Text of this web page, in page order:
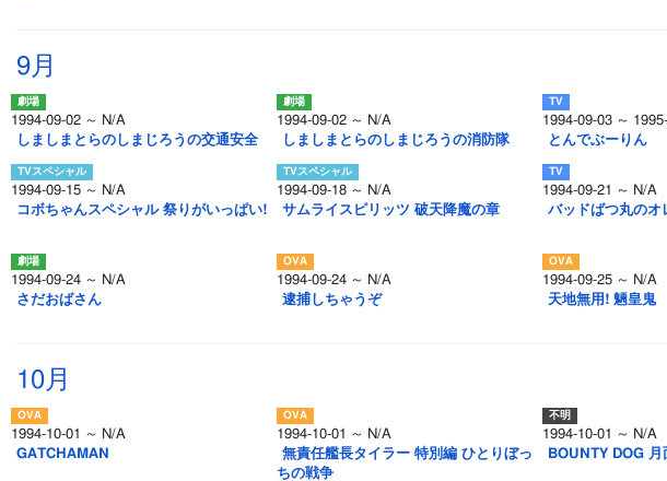
9月
1994-09-02 ～ N/A
しましまとらのしまじろうの交通安全
1994-09-02 ～ N/A
しましまとらのしまじろうの消防隊
1994-09-03 ～
とんでぶーりん
1994-09-15 ～ N/A
コボちゃんスペシャル 祭りがいっぱい!
1994-09-18 ～ N/A
サムライスピリッツ 破天降魔の章
1994-09-21 ～ N/A
バッドばつ丸のオ
1994-09-24 ～ N/A
さだおばさん
1994-09-24 ～ N/A
逮捕しちゃうぞ
1994-09-25 ～ N/A
天地無用! 魎皇鬼
10月
1994-10-01 ～ N/A
GATCHAMAN
1994-10-01 ～ N/A
無責任艦長タイラー 特別編 ひとりぼっ
ちの戦争
1994-10-01 ～ N/A
BOUNTY DOG 月